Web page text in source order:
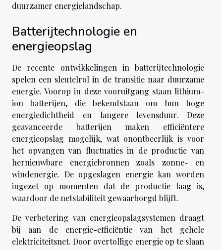
duurzamer energielandschap.
Batterijtechnologie en
energieopslag
De recente ontwikkelingen in batterijtechnologie
spelen een sleutelrol in de transitie naar duurzame
energie. Voorop in deze vooruitgang staan lithium-
ion batterijen, die bekendstaan om hun hoge
energiedichtheid en langere levensduur. Deze
geavanceerde batterijen maken efficiëntere
energieopslag mogelijk, wat onontbeerlijk is voor
het opvangen van fluctuaties in de productie van
hernieuwbare energiebronnen zoals zonne- en
windenergie. De opgeslagen energie kan worden
ingezet op momenten dat de productie laag is,
waardoor de netstabiliteit gewaarborgd blijft.
De verbetering van energieopslagsystemen draagt
bij aan de energie-efficiëntie van het gehele
elektriciteitsnet. Door overtollige energie op te slaan